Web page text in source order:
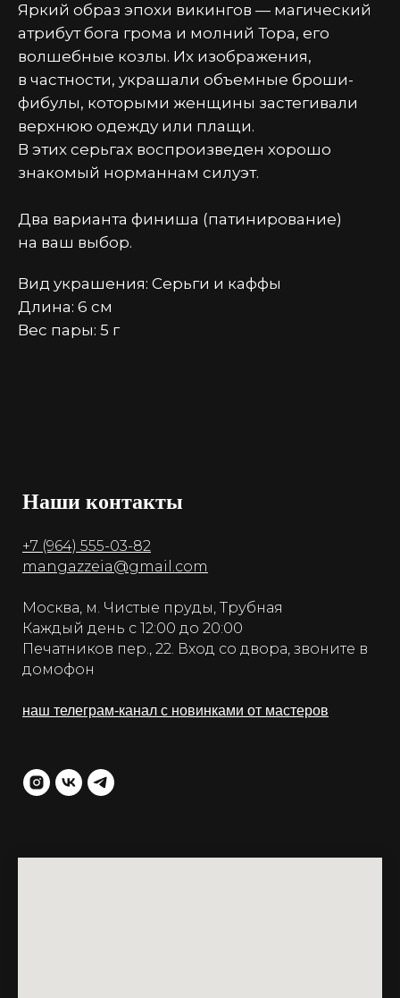
Яркий образ эпохи викингов — магический
атрибут бога грома и молний Тора, его
волшебные козлы. Их изображения,
в частности, украшали объемные броши-
фибулы, которыми женщины застегивали
верхнюю одежду или плащи.
В этих серьгах воспроизведен хорошо
знакомый норманнам силуэт.
Два варианта финиша (патинирование)
на ваш выбор.
Вид украшения: Серьги и каффы
Длина: 6 см
Вес пары: 5 г
Наши контакты
+7 (964) 555-03-82
mangazzeia@gmail.com
Москва, м. Чистые пруды, Трубная
Каждый день с 12:00 до 20:00
Печатников пер., 22. Вход со двора, звоните в
домофон
наш телеграм-канал с новинками от мастеров